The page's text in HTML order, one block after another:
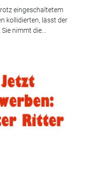
eingeschaltetem
kollidierten, lässt der
nimmt die...